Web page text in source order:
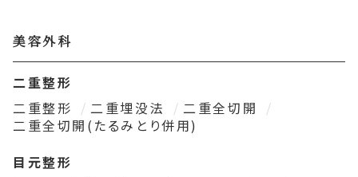
美容外科
二重整形
二重整形
二重埋没法
二重全切開
二重全切開(たるみとり併用)
目元整形